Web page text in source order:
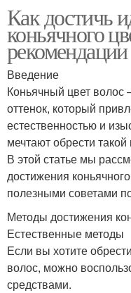
Как достичь
коньячного
рекомендации
Введение
Коньячный цвет
оттенок, который
естественностью и
мечтают обрести такой
В этой статье мы
достижения
полезными советами
Методы достижения
Естественные методы
Если вы хотите
волос, можно
средствами.